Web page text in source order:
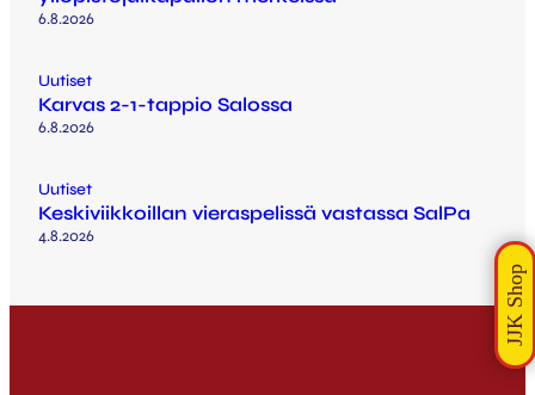
6.8.2026
Uutiset
Karvas 2-1-tappio Salossa
6.8.2026
Uutiset
Keskiviikkoillan vieraspelissä vastassa SalPa
4.8.2026